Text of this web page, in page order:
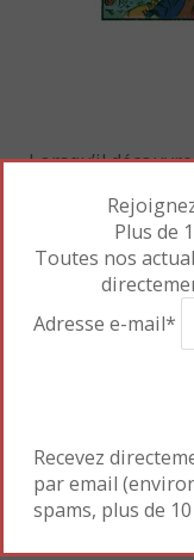
Lorsqu’il
que tout va aller
entend sa mère
amie, et lui
travail à cause de
Milo rencontre
un brin
dessous de l’IA.
été formée ?
l’environnement ?
Plus de
Toutes nos
Adresse e-mail*
Recevez
par email
spams, plus de